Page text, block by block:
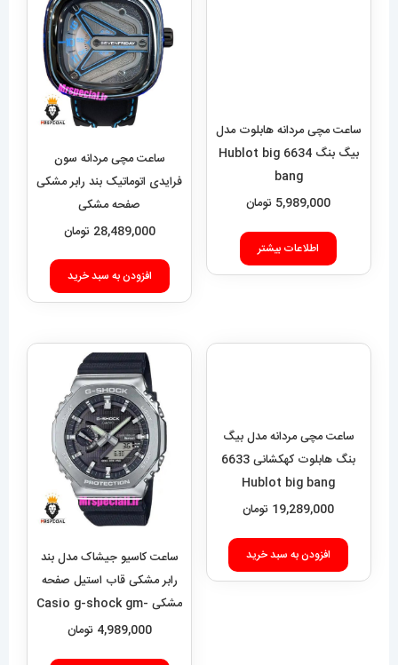
5,989,000 تومان
اطلاعات بیشتر
ساعت مچی مردانه سون
فرایدی اتوماتیک بند رابر مشکی
صفحه مشکی
SEVENFRIDAY 021408
28,489,000 تومان
افزودن به سبد خرید
ساعت مچی مردانه مدل بیگ
بنگ هابلوت کهکشانی 6633
Hublot big bang
19,289,000 تومان
افزودن به سبد خرید
ساعت کاسیو جیشاک مدل بند
رابر مشکی قاب استیل صفحه
مشکی Casio g-shock gm-
2100 021462
4,989,000 تومان